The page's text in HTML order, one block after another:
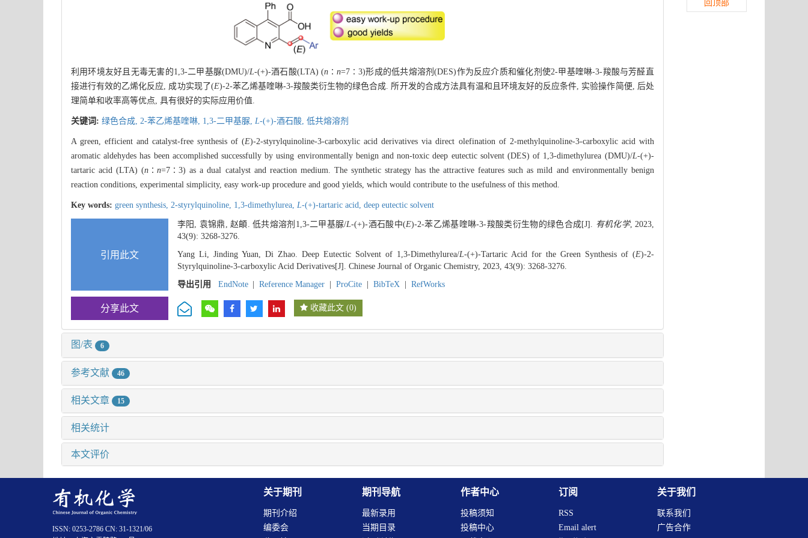
利用环境友好且无毒无害的1,3-二甲基脲(DMU)/L-(+)-酒石酸(LTA) (n ∶n=7∶3)形成的低共熔溶剂(DES)作为反应介质和催化剂使2-甲基喹啉-3-羧酸与芳醛直
接进行有效的乙烯化反应, 成功实现了(E)-2-苯乙烯基喹啉-3-羧酸类衍生物的绿色合成. 所开发的合成方法具有温和且环境友好的反应条件, 实验操作简便, 后处
理简单和收率高等优点, 具有很好的实际应用价值.
关键词: 绿色合成, 2-苯乙烯基喹啉, 1,3-二甲基脲, L-(+)-酒石酸, 低共熔溶剂
A green, efficient and catalyst-free synthesis of (E)-2-styrylquinoline-3-carboxylic acid derivatives via direct olefination of 2-methylquinoline-3-carboxylic acid with
aromatic aldehydes has been accomplished successfully by using environmentally benign and non-toxic deep eutectic solvent (DES) of 1,3-dimethylurea (DMU)/L-(+)-
tartaric acid (LTA) (n ∶n=7∶3) as a dual catalyst and reaction medium. The synthetic strategy has the attractive features such as mild and environmentally benign
reaction conditions, experimental simplicity, easy work-up procedure and good yields, which would contribute to the usefulness of this method.
Key words: green synthesis, 2-styrylquinoline, 1,3-dimethylurea, L-(+)-tartaric acid, deep eutectic solvent
引用此文
李阳, 袁锦鼎, 赵頔. 低共熔溶剂1,3-二甲基脲/L-(+)-酒石酸中(E)-2-苯乙烯基喹啉-3-羧酸类衍生物的绿色合成[J]. 有机化学, 2023,
43(9): 3268-3276.
Yang Li, Jinding Yuan, Di Zhao. Deep Eutectic Solvent of 1,3-Dimethylurea/L-(+)-Tartaric Acid for the Green Synthesis of (E)-2-
Styrylquinoline-3-carboxylic Acid Derivatives[J]. Chinese Journal of Organic Chemistry, 2023, 43(9): 3268-3276.
导出引用
EndNote Reference Manager ProCite BibTeX RefWorks
分享此文 收藏此文 (0)
图/表 6
参考文献 46
相关文章 15
相关统计
本文评价
回顶部
关于期刊
期刊介绍
编委会
期刊导航
最新录用
当期目录
作者中心
投稿须知
投稿中心
订阅
RSS
Email alert
关于我们
联系我们
广告合作
ISSN: 0253-2786 CN: 31-1321/06